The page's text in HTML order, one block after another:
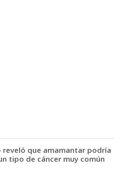
reveló que amamantar podría
tipo de cáncer muy común